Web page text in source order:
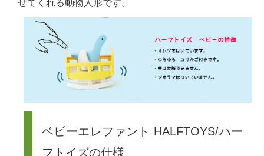
せてくれる動物人形です。
ベビーエレファント HALFTOYS/ハー
フトイズの仕様